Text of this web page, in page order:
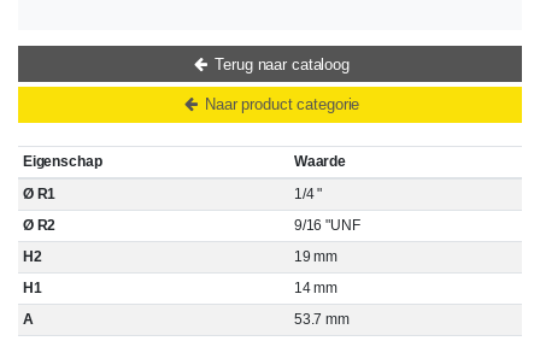
Eigenschap
Waarde
Ø R1
1/4 "
Ø R2
9/16 "UNF
H2
19 mm
H1
14 mm
A
53.7 mm
Terug naar cataloog
Naar product categorie